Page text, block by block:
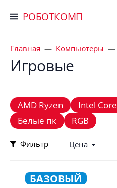
РОБОТКОМП
Главная Компьютеры
Игровые
AMD Ryzen Intel Core
Белые пк
RGB
Фильтр Цена
БАЗОВЫЙ